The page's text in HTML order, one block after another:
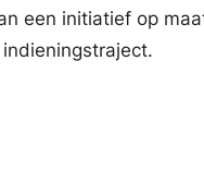
een initiatief op